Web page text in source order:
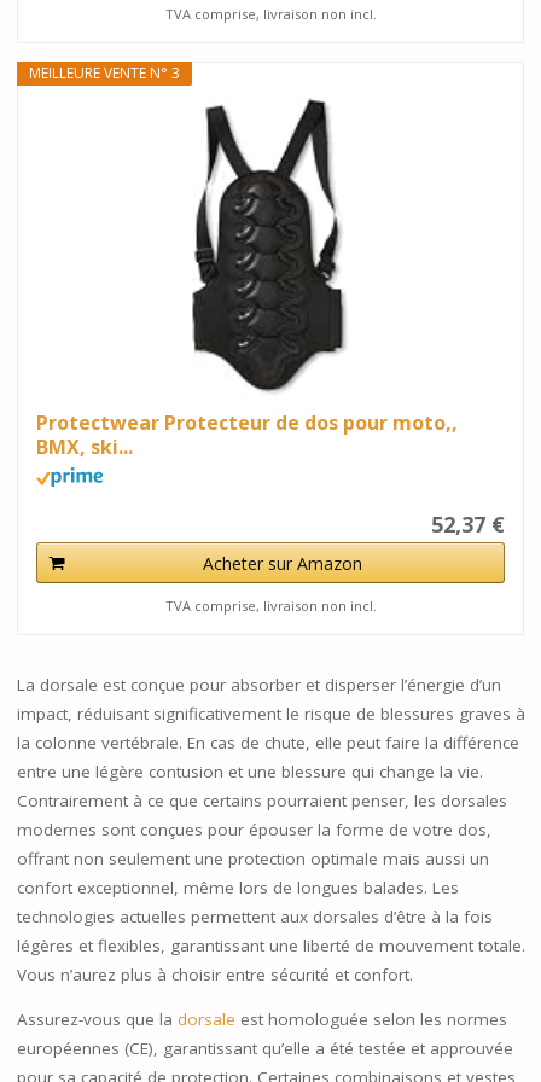
TVA comprise, livraison non incl.
MEILLEURE VENTE N° 3
Protectwear Protecteur de dos pour moto,,
BMX, ski...
52,37 €
Acheter sur Amazon
TVA comprise, livraison non incl.
La dorsale est conçue pour absorber et disperser l’énergie d’un
impact, réduisant significativement le risque de blessures graves à
la colonne vertébrale. En cas de chute, elle peut faire la différence
entre une légère contusion et une blessure qui change la vie.
Contrairement à ce que certains pourraient penser, les dorsales
modernes sont conçues pour épouser la forme de votre dos,
offrant non seulement une protection optimale mais aussi un
confort exceptionnel, même lors de longues balades. Les
technologies actuelles permettent aux dorsales d’être à la fois
légères et flexibles, garantissant une liberté de mouvement totale.
Vous n’aurez plus à choisir entre sécurité et confort.
Assurez-vous que la dorsale est homologuée selon les normes
européennes (CE), garantissant qu’elle a été testée et approuvée
pour sa capacité de protection. Certaines combinaisons et vestes